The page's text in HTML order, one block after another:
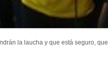
la laucha y que está seguro, que